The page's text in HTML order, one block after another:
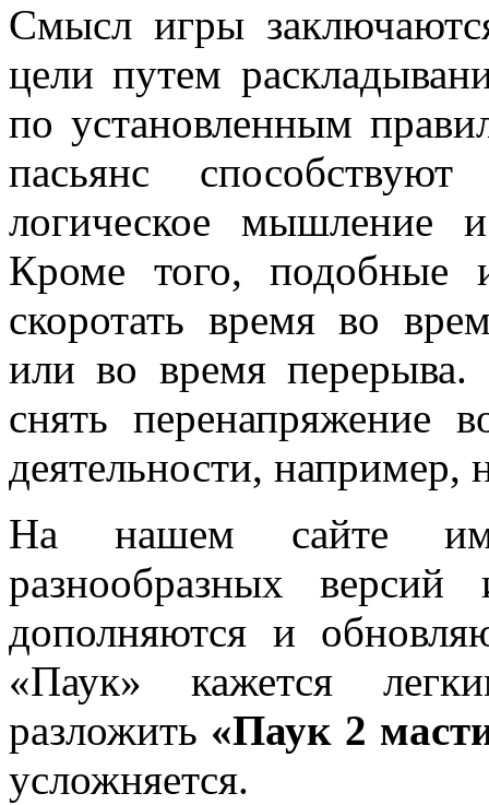
Смысл игры
цели путем
по установленным
пасьянс
логическое мышление
Кроме того, подобные
скоротать время во
или во время перерыва.
снять перенапряжение
деятельности, например,
На нашем сайте
разнообразных
дополняются и
«Паук» кажется
разложить «Паук 2
усложняется.